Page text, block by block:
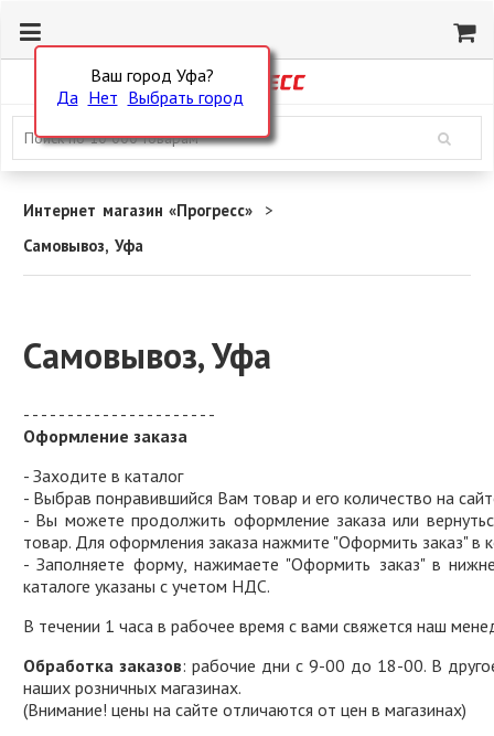
Ваш город Уфа?
Да Нет Выбрать город
Интернет магазин «Прогресс»
Самовывоз, Уфа
Самовывоз, Уфа
- - - - - - - - - - - - - - - - - - - - - -
Оформление заказа
- Заходите в каталог
- Выбрав понравившийся Вам товар и его количество на
- Вы можете продолжить оформление заказа или
товар. Для оформления заказа нажмите "Оформить заказ" в
- Заполняете форму, нажимаете "Оформить заказ" в
каталоге указаны с учетом НДС.
В течении 1 часа в рабочее время с вами свяжется наш
Обработка заказов: рабочие дни с 9-00 до 18-00. В
наших розничных магазинах.
(Внимание! цены на сайте отличаются от цен в магазинах)